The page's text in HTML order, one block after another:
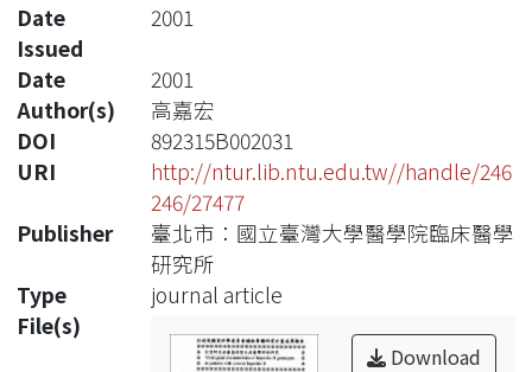
Date
Issued
2001
Date
2001
Author(s)
高嘉宏
DOI
892315B002031
URI
http://ntur.lib.ntu.edu.tw//handle/246
246/27477
Publisher
臺北市：國立臺灣大學醫學院臨床醫學
研究所
Type
journal article
File(s)
Download